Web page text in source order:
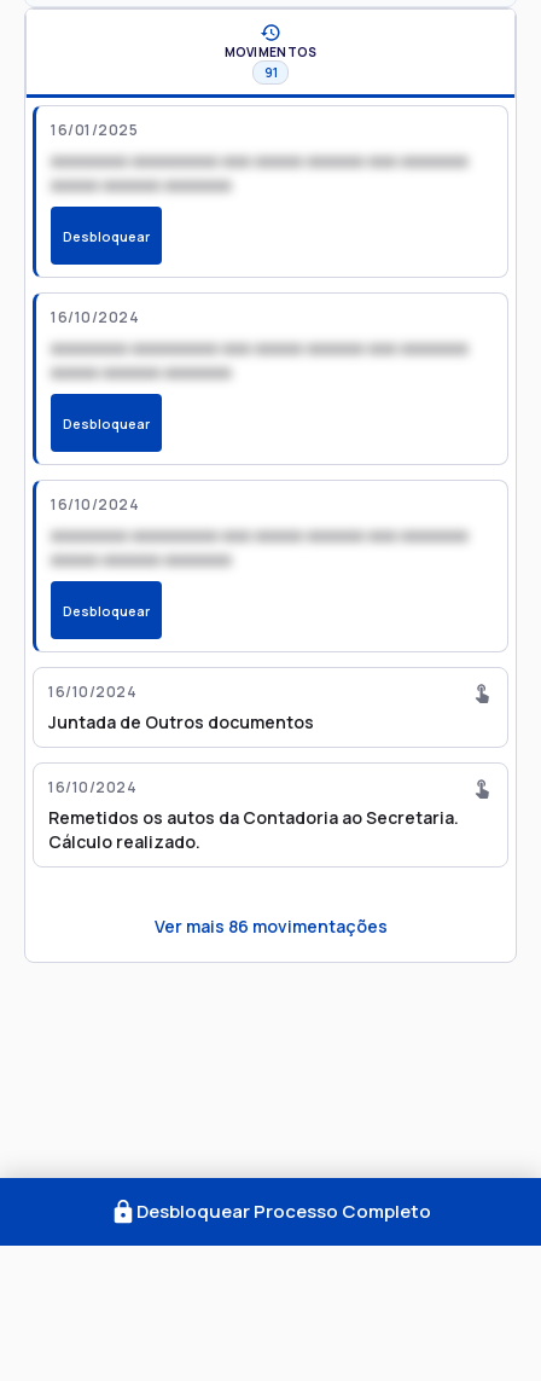
MOVIMENTOS
91
16/01/2025
xxxxxxxx xxxxxxxxx xxx xxxxx xxxxxx xxx xxxxxxx
xxxxx xxxxxx xxxxxxx
Desbloquear
16/10/2024
xxxxxxxx xxxxxxxxx xxx xxxxx xxxxxx xxx xxxxxxx
xxxxx xxxxxx xxxxxxx
Desbloquear
16/10/2024
xxxxxxxx xxxxxxxxx xxx xxxxx xxxxxx xxx xxxxxxx
xxxxx xxxxxx xxxxxxx
Desbloquear
16/10/2024
Juntada de Outros documentos
16/10/2024
Remetidos os autos da Contadoria ao Secretaria.
Cálculo realizado.
Ver mais 86 movimentações
Desbloquear Processo Completo